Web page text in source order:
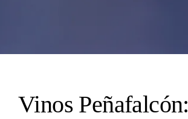
Vinos Peñafalcón: